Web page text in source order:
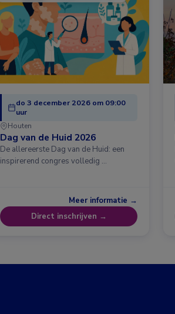
do 3 december 2026 om 09:00
uur
Houten
Dag van de Huid 2026
De allereerste Dag van de Huid: een
inspirerend congres volledig …
Meer informatie →
Direct inschrijven →